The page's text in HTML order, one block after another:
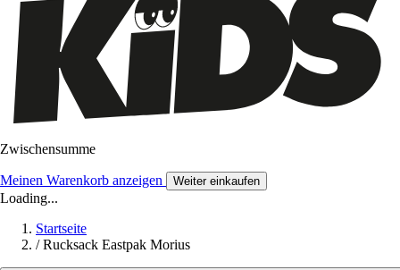
Zwischensumme
Meinen Warenkorb anzeigen Weiter einkaufen
Loading...
Startseite
/ Rucksack Eastpak Morius